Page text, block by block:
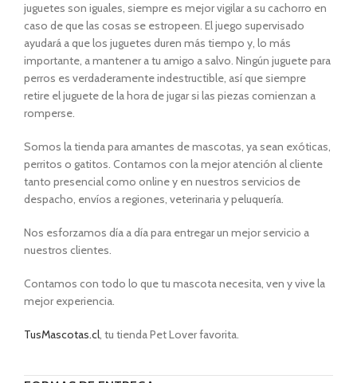
juguetes son iguales, siempre es mejor vigilar a su cachorro en
caso de que las cosas se estropeen. El juego supervisado
ayudará a que los juguetes duren más tiempo y, lo más
importante, a mantener a tu amigo a salvo. Ningún juguete para
perros es verdaderamente indestructible, así que siempre
retire el juguete de la hora de jugar si las piezas comienzan a
romperse.
Somos la tienda para amantes de mascotas, ya sean exóticas,
perritos o gatitos. Contamos con la mejor atención al cliente
tanto presencial como online y en nuestros servicios de
despacho, envíos a regiones, veterinaria y peluquería.
Nos esforzamos día a día para entregar un mejor servicio a
nuestros clientes.
Contamos con todo lo que tu mascota necesita, ven y vive la
mejor experiencia.
TusMascotas.cl, tu tienda Pet Lover favorita.